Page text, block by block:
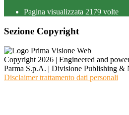
Pagina visualizzata 2179 volte
Sezione Copyright
Copyright 2026 | Engineered and
Parma S.p.A. | Divisione Publishing &
Disclaimer trattamento dati personali